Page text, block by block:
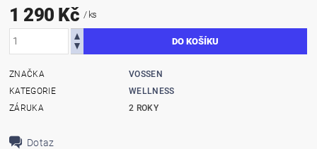
1 290 Kč / ks
ZNAČKA
VOSSEN
KATEGORIE
WELLNESS
ZÁRUKA
2 ROKY
Dotaz